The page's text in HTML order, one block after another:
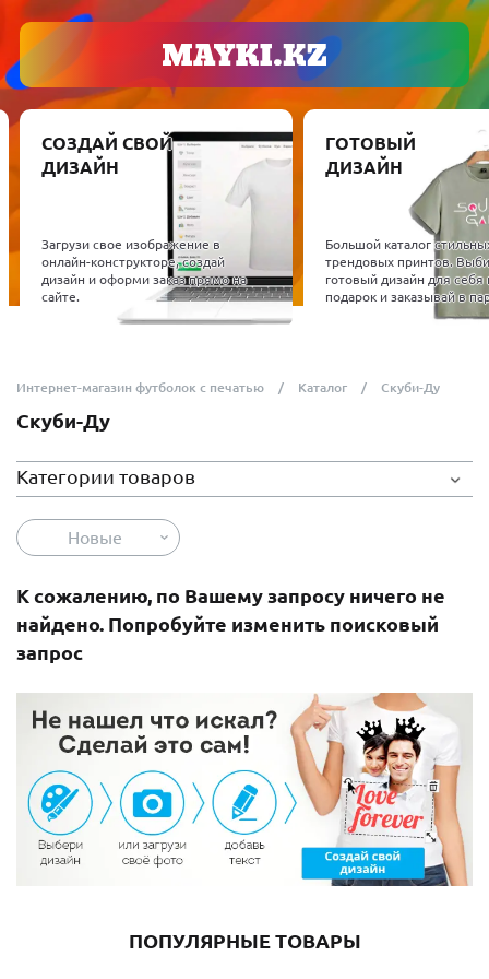
СОЗДАЙ СВОЙ
ДИЗАЙН
Загрузи свое изображение в
онлайн-конструкторе, создай
дизайн и оформи заказ прямо на
сайте.
ГОТОВЫЙ
ДИЗАЙН
Большой каталог
трендовых принтов.
готовый дизайн для себя
подарок и заказывай в
Интернет-магазин футболок с печатью Каталог Скуби-Ду
Скуби-Ду
Категории товаров
Новые
К сожалению, по Вашему запросу ничего не
найдено. Попробуйте изменить поисковый
запрос
ПОПУЛЯРНЫЕ ТОВАРЫ